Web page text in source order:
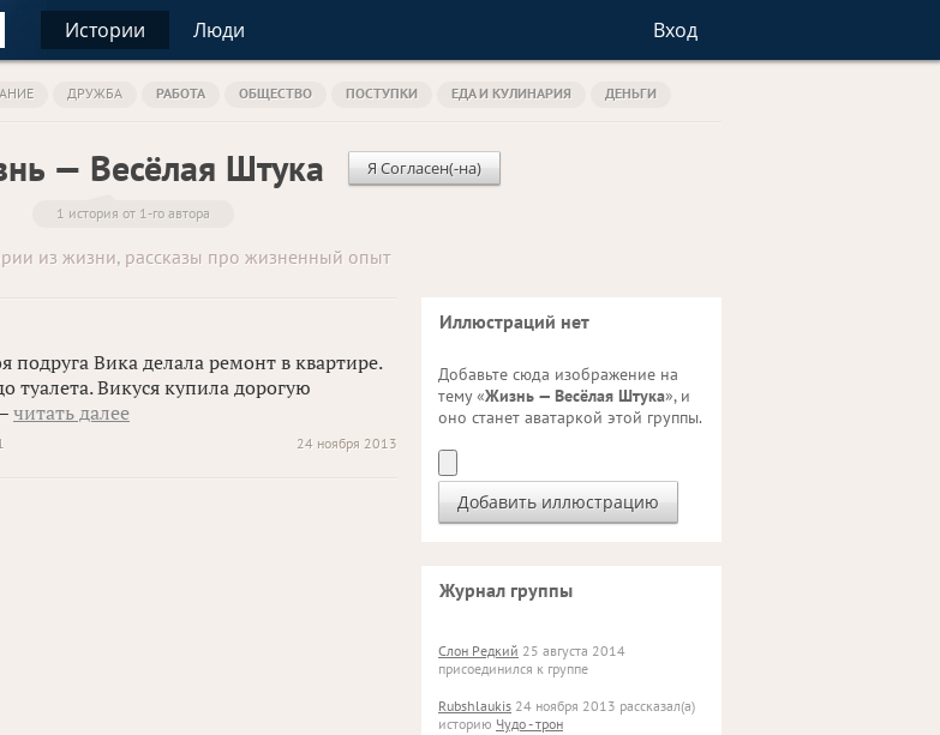
Истории Люди Вход
ДРУЖБА РАБОТА ОБЩЕСТВО ПОСТУПКИ ЕДА И КУЛИНАРИЯ ДЕНЬГИ
— Весёлая Штука Я Согласен(-на)
1 история от 1-го автора
из жизни, рассказы про жизненный опыт
подруга Вика делала ремонт в квартире.
туалета. Викуся купила дорогую
читать далее
24 ноября 2013
Иллюстраций нет
Добавьте сюда изображение на
тему «Жизнь — Весёлая Штука», и
оно станет аватаркой этой группы.
Журнал группы
Слон Редкий 25 августа 2014
присоединился к группе
Rubshlaukis 24 ноября 2013 рассказал(а)
историю Чудо - трон